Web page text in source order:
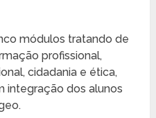
módulos tratando de
profissional,
cidadania e ética,
integração dos alunos